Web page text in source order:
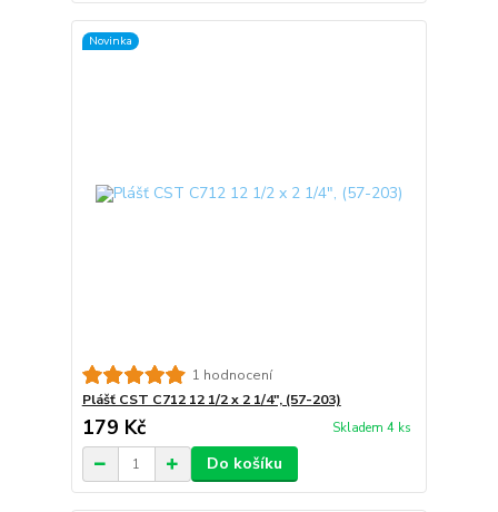
Novinka
1 hodnocení
Plášť CST C712 12 1/2 x 2 1/4", (57-203)
179 Kč Skladem 4 ks
Do košíku